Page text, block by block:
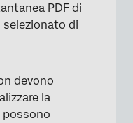
PDF di
selezionato di
devono
la
possono